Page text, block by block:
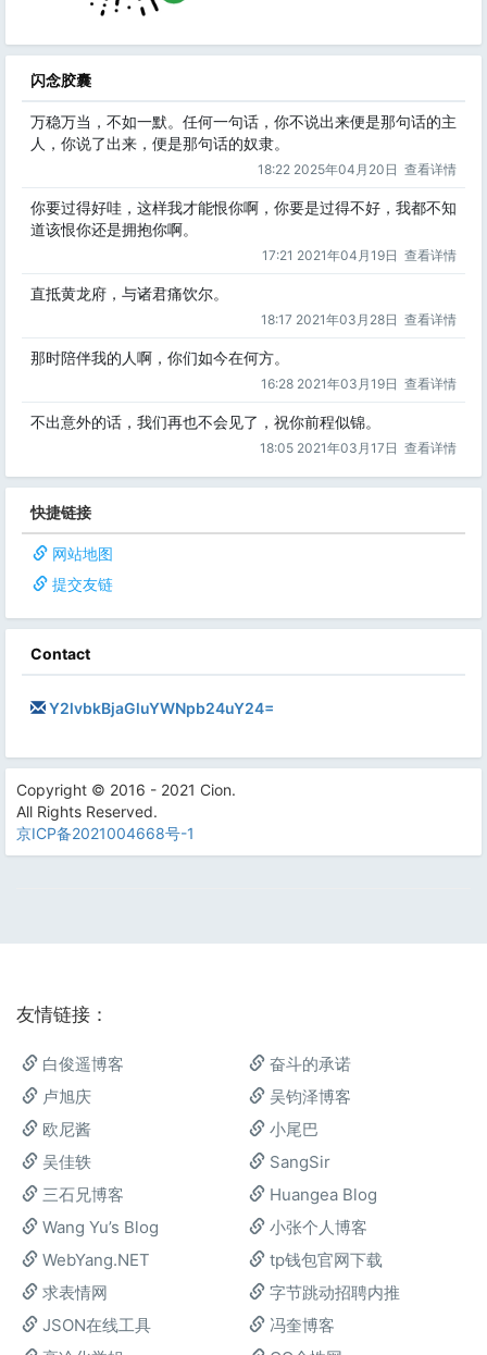
闪念胶囊
万稳万当，不如一默。任何一句话，你不说出来便是那句话的主
人，你说了出来，便是那句话的奴隶。
18:22 2025年04月20日 查看详情
你要过得好哇，这样我才能恨你啊，你要是过得不好，我都不知
道该恨你还是拥抱你啊。
17:21 2021年04月19日 查看详情
直抵黄龙府，与诸君痛饮尔。
18:17 2021年03月28日 查看详情
那时陪伴我的人啊，你们如今在何方。
16:28 2021年03月19日 查看详情
不出意外的话，我们再也不会见了，祝你前程似锦。
18:05 2021年03月17日 查看详情
快捷链接
网站地图
提交友链
Contact
Y2lvbkBjaGluYWNpb24uY24=
Copyright © 2016 - 2021 Cion.
All Rights Reserved.
京ICP备2021004668号-1
友情链接：
白俊遥博客
奋斗的承诺
卢旭庆
吴钧泽博客
欧尼酱
小尾巴
吴佳轶
SangSir
三石兄博客
Huangea Blog
Wang Yu’s Blog
小张个人博客
WebYang.NET
tp钱包官网下载
求表情网
字节跳动招聘内推
JSON在线工具
冯奎博客